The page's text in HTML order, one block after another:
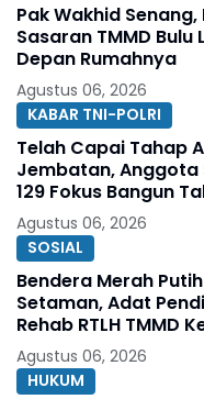
Pak Wakhid
Sasaran TMMD
Depan Rumahnya
Agustus 06, 2026
KABAR TNI-POLRI
Telah Capai Tahap
Jembatan, Anggota
129 Fokus Bangun
Agustus 06, 2026
SOSIAL
Bendera Merah
Setaman, Adat
Rehab RTLH TMMD
Agustus 06, 2026
HUKUM